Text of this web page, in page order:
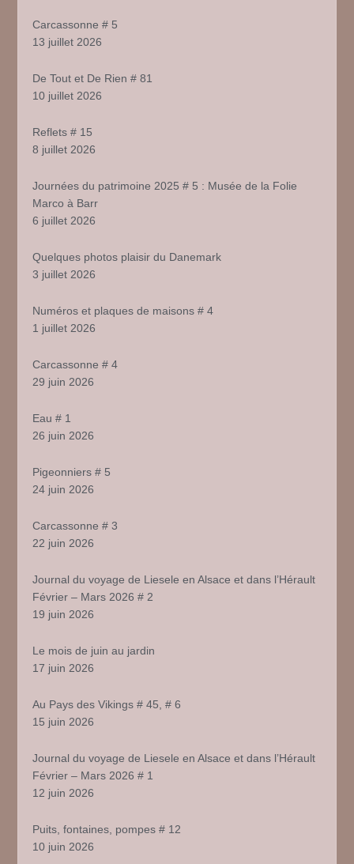
Carcassonne # 5
13 juillet 2026
De Tout et De Rien # 81
10 juillet 2026
Reflets # 15
8 juillet 2026
Journées du patrimoine 2025 # 5 : Musée de la Folie
Marco à Barr
6 juillet 2026
Quelques photos plaisir du Danemark
3 juillet 2026
Numéros et plaques de maisons # 4
1 juillet 2026
Carcassonne # 4
29 juin 2026
Eau # 1
26 juin 2026
Pigeonniers # 5
24 juin 2026
Carcassonne # 3
22 juin 2026
Journal du voyage de Liesele en Alsace et dans l’Hérault
Février – Mars 2026 # 2
19 juin 2026
Le mois de juin au jardin
17 juin 2026
Au Pays des Vikings # 45, # 6
15 juin 2026
Journal du voyage de Liesele en Alsace et dans l’Hérault
Février – Mars 2026 # 1
12 juin 2026
Puits, fontaines, pompes # 12
10 juin 2026